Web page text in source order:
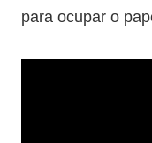
para ocupar o